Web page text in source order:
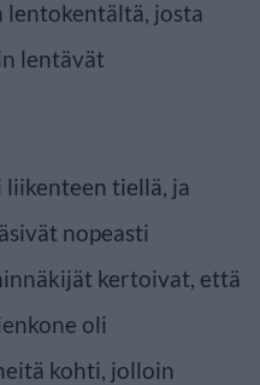
lentokentältä, josta
lentävät
tiellä, ja
nopeasti
kertoivat, että
oli
kohti, jolloin